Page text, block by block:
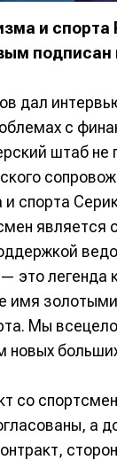
и
подписан
дал
с
штаб
и спорта
является
легенда
имя
Мы
новых
со
а